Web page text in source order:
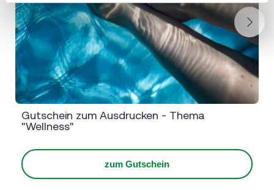
Gutschein zum Ausdrucken - Thema
"Wellness"
zum Gutschein
Next